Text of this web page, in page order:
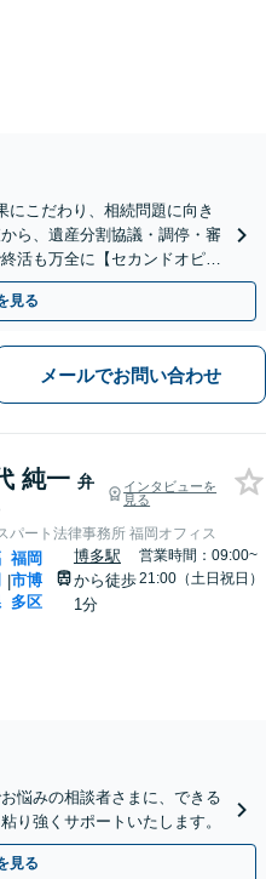
にこだわり、相続問題に向き
ら、遺産分割協議・調停・審
活も万全に【セカンドオピニ
署前バス停3分】
見る
メールでお問い合わせ
純一 弁
インタビューを
見る
パート法律事務所 福岡オフィス
|
福岡
市博
多区
博多駅
から徒歩
1分
営業時間：09:00~
21:00（土日祝日）
悩みの相談者さまに、できる
り強くサポートいたします。
見る